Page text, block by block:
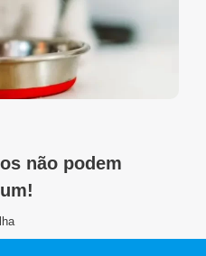
não podem